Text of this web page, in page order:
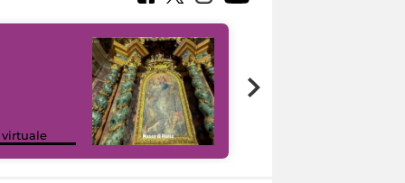
virtuale